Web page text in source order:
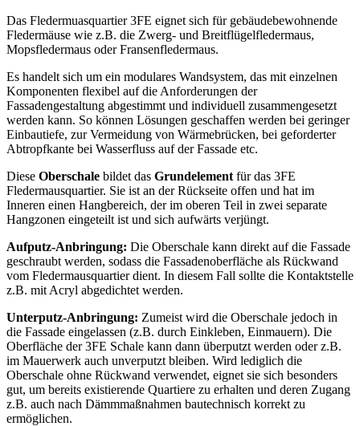
Das Fledermuasquartier 3FE eignet sich für gebäudebewohnende
Fledermäuse wie z.B. die Zwerg- und Breitflügelfledermaus,
Mopsfledermaus oder Fransenfledermaus.
Es handelt sich um ein modulares Wandsystem, das mit einzelnen
Komponenten flexibel auf die Anforderungen der
Fassadengestaltung abgestimmt und individuell zusammengesetzt
werden kann. So können Lösungen geschaffen werden bei geringer
Einbautiefe, zur Vermeidung von Wärmebrücken, bei geforderter
Abtropfkante bei Wasserfluss auf der Fassade etc.
Diese Oberschale bildet das Grundelement für das 3FE
Fledermausquartier. Sie ist an der Rückseite offen und hat im
Inneren einen Hangbereich, der im oberen Teil in zwei separate
Hangzonen eingeteilt ist und sich aufwärts verjüngt.
Aufputz-Anbringung: Die Oberschale kann direkt auf die Fassade
geschraubt werden, sodass die Fassadenoberfläche als Rückwand
vom Fledermausquartier dient. In diesem Fall sollte die Kontaktstelle
z.B. mit Acryl abgedichtet werden.
Unterputz-Anbringung: Zumeist wird die Oberschale jedoch in
die Fassade eingelassen (z.B. durch Einkleben, Einmauern). Die
Oberfläche der 3FE Schale kann dann überputzt werden oder z.B.
im Mauerwerk auch unverputzt bleiben. Wird lediglich die
Oberschale ohne Rückwand verwendet, eignet sie sich besonders
gut, um bereits existierende Quartiere zu erhalten und deren Zugang
z.B. auch nach Dämmmaßnahmen bautechnisch korrekt zu
ermöglichen.